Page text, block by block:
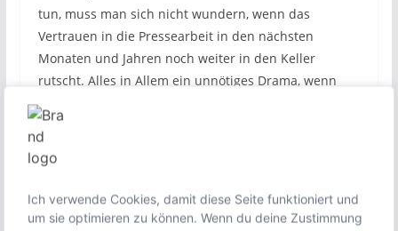
Ich verwende Cookies, damit diese Seite funktioniert und
um sie optimieren zu können. Wenn du deine Zustimmung
tun, muss man sich nicht wundern, wenn das
Vertrauen in die Pressearbeit in den nächsten
Monaten und Jahren noch weiter in den Keller
rutscht. Alles in Allem ein unnötiges Drama, wenn
man bei der Fehlersuche mit der eigenen Nase
anfangen würde.